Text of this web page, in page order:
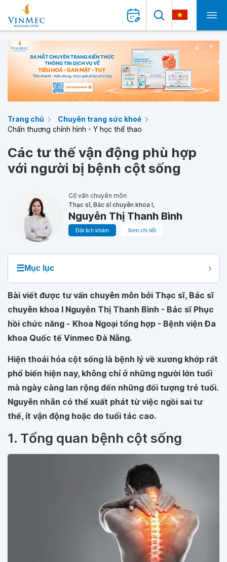
Trang chủ
Chuyên trang sức khoẻ
Chấn thương chỉnh hình - Y học thể thao
Các tư thế vận động phù hợp
với người bị bệnh cột sống
Cố vấn chuyên môn
Thạc sĩ, Bác sĩ chuyên khoa I,
Nguyễn Thị Thanh Bình
Đặt lịch khám Xem chi tiết
☰Mục lục
Bài viết được tư vấn chuyên môn bởi Thạc sĩ, Bác sĩ
chuyên khoa I Nguyễn Thị Thanh Bình - Bác sĩ Phục
hồi chức năng - Khoa Ngoại tổng hợp - Bệnh viện Đa
khoa Quốc tế Vinmec Đà Nẵng.
Hiện thoái hóa cột sống là bệnh lý về xương khớp rất
phổ biến hiện nay, không chỉ ở những người lớn tuổi
mà ngày càng lan rộng đến những đối tượng trẻ tuổi.
Nguyên nhân có thể xuất phát từ việc ngồi sai tư
thế, ít vận động hoặc do tuổi tác cao.
1. Tổng quan bệnh cột sống